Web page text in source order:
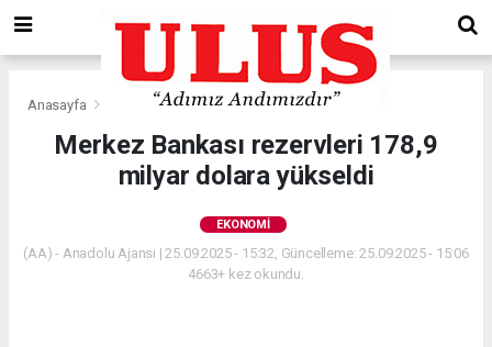
Anasayfa Ekonomi
Merkez Bankası rezervleri 178,9
milyar dolara yükseldi
EKONOMI
(AA) - Anadolu Ajansı | 25.09.2025 - 15:32, Güncelleme: 25.09.2025 - 15:06
4663+ kez okundu.